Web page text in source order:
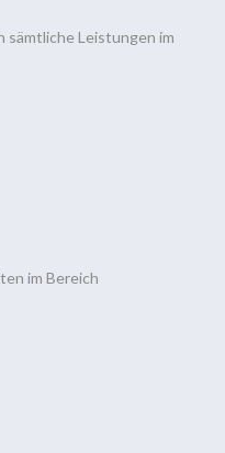
sämtliche Leistungen im
im Bereich